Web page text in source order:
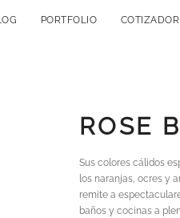
PORTFOLIO COTIZADOR
ROSE
Sus colores cálidos
los naranjas, ocres y
remite a
baños y cocinas a